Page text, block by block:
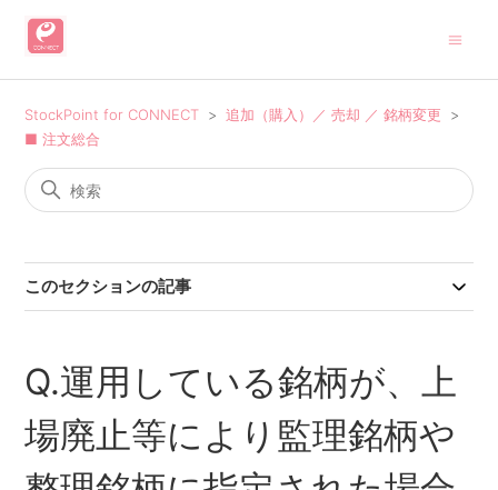
StockPoint for CONNECT
追加（購入）／ 売却 ／ 銘柄変更
■ 注文総合
このセクションの記事
Q.運用している銘柄が、上
場廃止等により監理銘柄や